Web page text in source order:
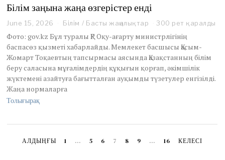
Білім заңына жаңа өзгерістер енді
June 15, 2026
u
n
e
1
5
,
2
0
Білім / Басты жаңалықтар 300 рет қаралды
Фото: gov.kz Бұл туралы ҚР Оқу-ағарту министрлігінің
баспасөз қызметі хабарлайды. Мемлекет басшысы Қасым-
Жомарт Тоқаевтың тапсырмасы аясында Қазақстанның білім
беру саласына мұғалімдердің құқығын қорғап, әкімшілік
жүктемені азайтуға бағытталған ауқымды түзетулер енгізілді.
Жаңа нормаларға
Толығырақ
АЛДЫҢҒЫ 1 … 5 6 7 8 9 … 16 КЕЛЕСІ